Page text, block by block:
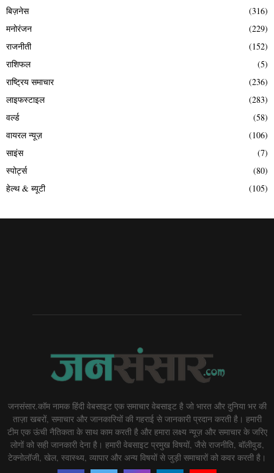
बिज़नेस
(316)
मनोरंजन
(229)
राजनीती
(152)
राशिफल
(5)
राष्ट्रिय समाचार
(236)
लाइफस्टाइल
(283)
वर्ल्ड
(58)
वायरल न्यूज़
(106)
साइंस
(7)
स्पोर्ट्स
(80)
हेल्थ & ब्यूटी
(105)
जनसंसार.कॉम नामक हिंदी वेबसाइट एक समाचार वेबसाइट है जो भारत और दुनिया भर की
ताज़ा खबरों, समाचार और जानकारियों की गहराई से जानकारी प्रदान करती है। हमारी
टीम एक ऊंची नैतिकता के साथ काम करती है और हमारा लक्ष्य न्यूज़ और समाचार के जरिए
लोगों को सही जानकारी देना है। हमारी वेबसाइट प्रमुख विषयों, जैसे राजनीति, बॉलीवुड,
टेक्नोलॉजी, खेल, स्वास्थ्य, व्यापार और अन्य विषयों से जुड़ी समाचारों को कवर करती है।